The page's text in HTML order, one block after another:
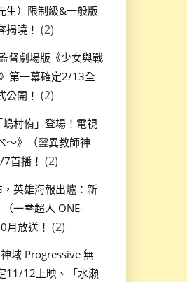
生）限制級&一般版
揭曉！ (2)
督劇場版《少女與戰
第一幕確定2/13全
公開！ (2)
村侑」登場！電視
～》（靈異教師神
首播！ (2)
英雄海報出爐：新
一拳超人 ONE-
月放送！ (2)
域 Progressive 無
11/12上映、「水瀬